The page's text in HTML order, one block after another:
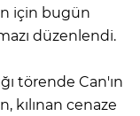
için bugün
düzenlendi.
törende Can'ın
kılınan cenaze